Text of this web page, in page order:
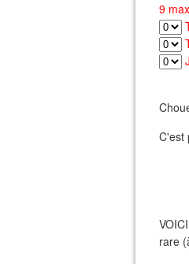
9
C'est
rare